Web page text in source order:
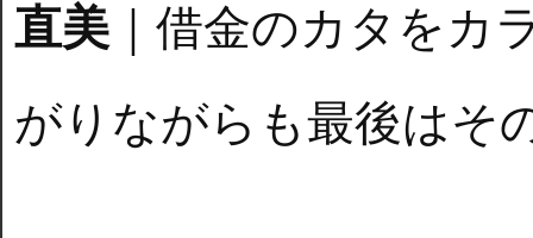
直美 ｜借金のカタをカ
がりながらも最後はそ